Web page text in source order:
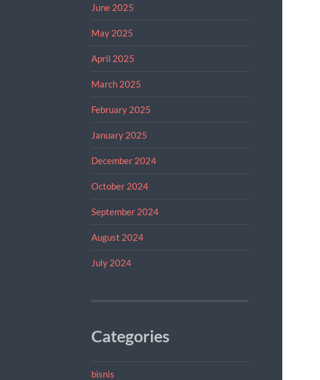
June 2025
May 2025
April 2025
March 2025
February 2025
January 2025
December 2024
October 2024
September 2024
August 2024
July 2024
Categories
bisnis